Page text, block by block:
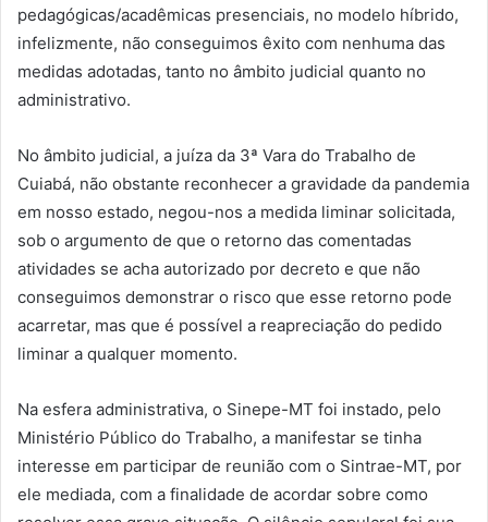
pedagógicas/acadêmicas presenciais, no modelo híbrido,
infelizmente, não conseguimos êxito com nenhuma das
medidas adotadas, tanto no âmbito judicial quanto no
administrativo.
No âmbito judicial, a juíza da 3ª Vara do Trabalho de
Cuiabá, não obstante reconhecer a gravidade da pandemia
em nosso estado, negou-nos a medida liminar solicitada,
sob o argumento de que o retorno das comentadas
atividades se acha autorizado por decreto e que não
conseguimos demonstrar o risco que esse retorno pode
acarretar, mas que é possível a reapreciação do pedido
liminar a qualquer momento.
Na esfera administrativa, o Sinepe-MT foi instado, pelo
Ministério Público do Trabalho, a manifestar se tinha
interesse em participar de reunião com o Sintrae-MT, por
ele mediada, com a finalidade de acordar sobre como